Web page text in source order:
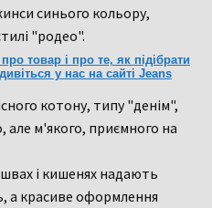
синього кольору,
"родео".
товар і про те, як підібрати
у нас на сайті Jeans
котону, типу "денім",
але м'якого, приємного на
і кишенях надають
а красиве оформлення